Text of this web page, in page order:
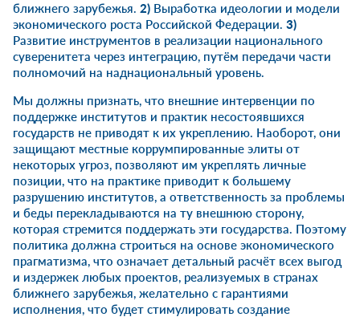
ближнего зарубежья. 2) Выработка идеологии и модели
экономического роста Российской Федерации. 3)
Развитие инструментов в реализации национального
суверенитета через интеграцию, путём передачи части
полномочий на наднациональный уровень.
Мы должны признать, что внешние интервенции по
поддержке институтов и практик несостоявшихся
государств не приводят к их укреплению. Наоборот, они
защищают местные коррумпированные элиты от
некоторых угроз, позволяют им укреплять личные
позиции, что на практике приводит к большему
разрушению институтов, а ответственность за проблемы
и беды перекладываются на ту внешнюю сторону,
которая стремится поддержать эти государства. Поэтому
политика должна строиться на основе экономического
прагматизма, что означает детальный расчёт всех выгод
и издержек любых проектов, реализуемых в странах
ближнего зарубежья, желательно с гарантиями
исполнения, что будет стимулировать создание